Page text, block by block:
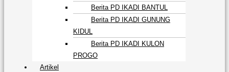
Berita PD IKADI BANTUL
Berita PD IKADI GUNUNG
KIDUL
Berita PD IKADI KULON
PROGO
Artikel